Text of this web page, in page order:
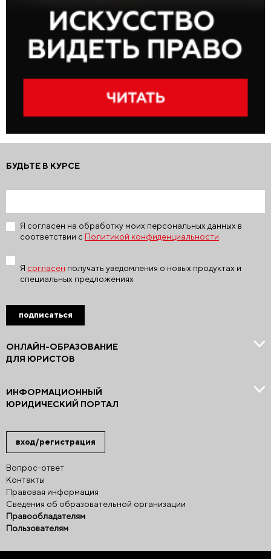
вход/регистрация
Вопрос-ответ
Контакты
Правовая информация
Сведения об образовательной организации
Правообладателям
Пользователям
ОНЛАЙН-ОБРАЗОВАНИЕ
ДЛЯ ЮРИСТОВ
ИНФОРМАЦИОННЫЙ
ЮРИДИЧЕСКИЙ ПОРТАЛ
БУДЬТЕ В КУРСЕ
Я согласен на обработку моих персональных данных в
соответствии с Политикой конфиденциальности
Я согласен получать уведомления о новых продуктах и
специальных предложениях
подписаться